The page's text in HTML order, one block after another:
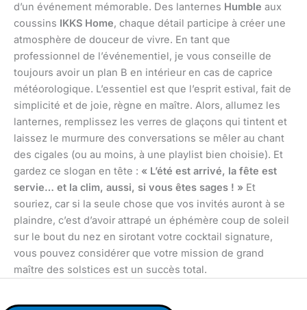
d’un événement mémorable. Des lanternes Humble aux
coussins IKKS Home, chaque détail participe à créer une
atmosphère de douceur de vivre. En tant que
professionnel de l’événementiel, je vous conseille de
toujours avoir un plan B en intérieur en cas de caprice
météorologique. L’essentiel est que l’esprit estival, fait de
simplicité et de joie, règne en maître. Alors, allumez les
lanternes, remplissez les verres de glaçons qui tintent et
laissez le murmure des conversations se mêler au chant
des cigales (ou au moins, à une playlist bien choisie). Et
gardez ce slogan en tête : « L’été est arrivé, la fête est
servie… et la clim, aussi, si vous êtes sages ! » Et
souriez, car si la seule chose que vos invités auront à se
plaindre, c’est d’avoir attrapé un éphémère coup de soleil
sur le bout du nez en sirotant votre cocktail signature,
vous pouvez considérer que votre mission de grand
maître des solstices est un succès total.